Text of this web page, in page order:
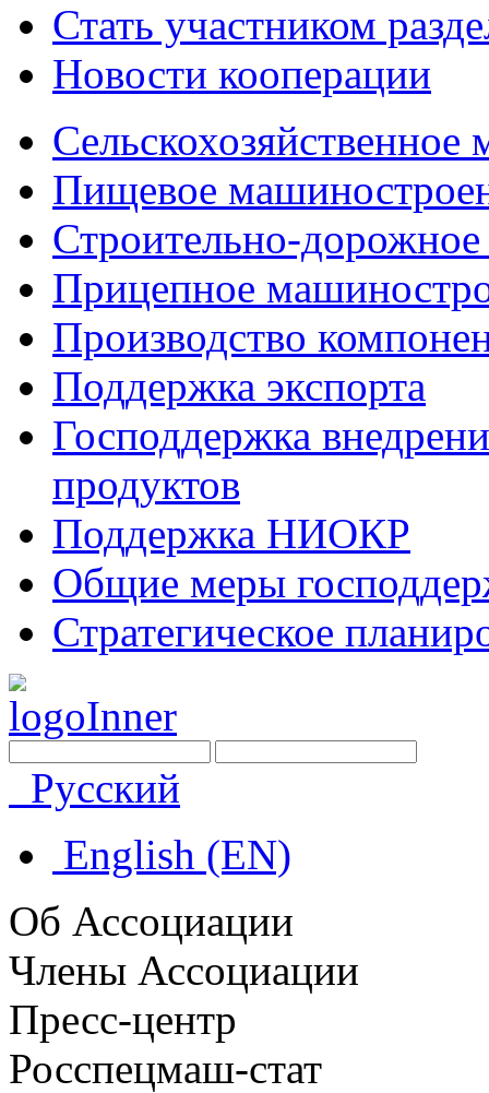
Стать участником
Новости кооперации
Пищевое
Строительно-
Прицепное
Производство
Поддержка экспорта
Господдержка
продуктов
Поддержка НИОКР
Общие меры
Стратегическое
Русский
English (EN)
Об Ассоциации
Члены Ассоциации
Пресс-центр
Росспецмаш-стат